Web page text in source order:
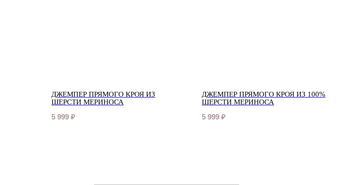
ДЖЕМПЕР ПРЯМОГО КРОЯ ИЗ
ШЕРСТИ МЕРИНОСА
5 999 ₽
ДЖЕМПЕР ПРЯМОГО КРОЯ ИЗ 100%
ШЕРСТИ МЕРИНОСА
5 999 ₽